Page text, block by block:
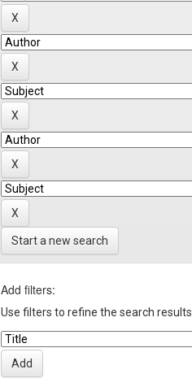
Start a new search
Add filters:
Use filters to refine the search results.